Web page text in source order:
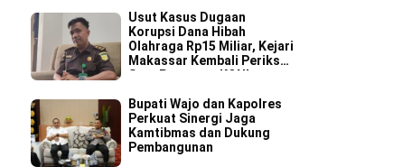
Usut Kasus Dugaan
Korupsi Dana Hibah
Olahraga Rp15 Miliar, Kejari
Makassar Kembali Periksa
Satu Pengurus KONI
Bupati Wajo dan Kapolres
Perkuat Sinergi Jaga
Kamtibmas dan Dukung
Pembangunan